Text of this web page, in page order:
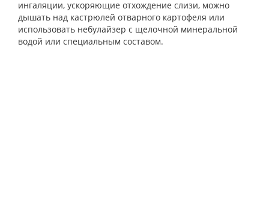
ингаляции, ускоряющие отхождение слизи, можно
дышать над кастрюлей отварного картофеля или
использовать небулайзер с щелочной минеральной
водой или специальным составом.